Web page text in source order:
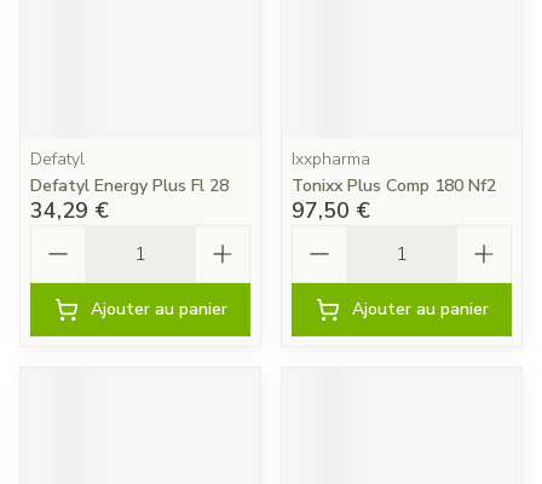
Defatyl
Defatyl Energy Plus Fl 28
34,29 €
Ajouter au panier
Ixxpharma
Tonixx Plus Comp 180 Nf2
97,50 €
Ajouter au panier